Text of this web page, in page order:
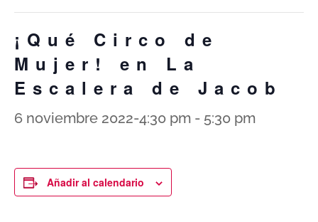
¡Qué Circo de
Mujer! en La
Escalera de Jacob
6 noviembre 2022-4:30 pm - 5:30 pm
Añadir al calendario